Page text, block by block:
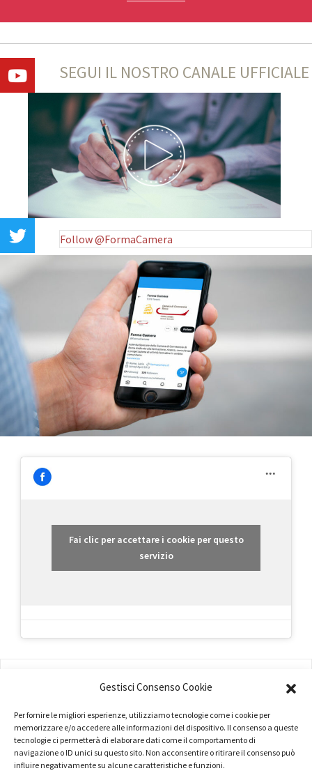
Gestisci Consenso Cookie
Per fornire le migliori esperienze, utilizziamo tecnologie come i cookie per
memorizzare e/o accedere alle informazioni del dispositivo. Il consenso a queste
tecnologie ci permetterà di elaborare dati come il comportamento di
navigazione o ID unici su questo sito. Non acconsentire o ritirare il consenso può
influire negativamente su alcune caratteristiche e funzioni.
SEGUI IL NOSTRO CANALE UFFICIALE
Follow @FormaCamera
Fai clic per accettare i cookie per questo
servizio
TERMINI E CONDIZIONI
PRIVACY POLICY